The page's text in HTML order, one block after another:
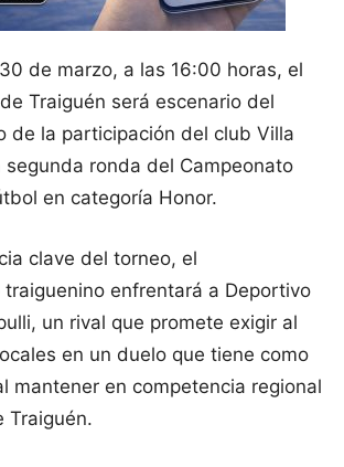
de marzo, a las 16:00 horas, el
Traiguén será escenario del
de la participación del club Villa
segunda ronda del Campeonato
en categoría Honor.
clave del torneo, el
enfrentará a Deportivo
un rival que promete exigir al
en un duelo que tiene como
mantener en competencia regional
Traiguén.